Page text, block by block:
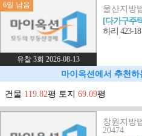
6일 남음
유찰 3회 2026-08-13
울산지방
[다가구주
하리 423-18
마이옥션에서 추천
건물 119.82평 토지 69.09평
창원지방
20474